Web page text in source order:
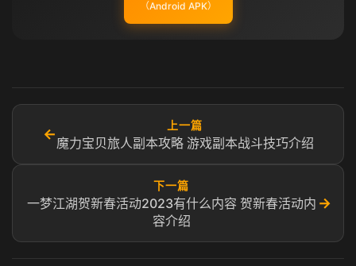
（Android APK）
←
上一篇
魔力宝贝旅人副本攻略 游戏副本战斗技巧介绍
下一篇
一梦江湖贺新春活动2023有什么内容 贺新春活动内
容介绍
→